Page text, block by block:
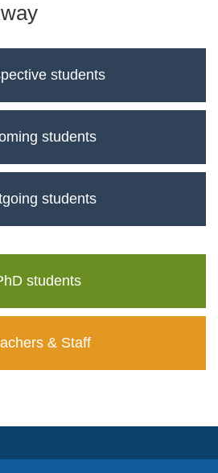
students
students
students
students
& Staff